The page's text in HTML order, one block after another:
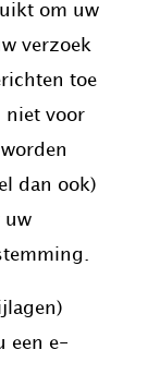
om uw
verzoek
toe
niet voor
dan ook)
uw
een e-